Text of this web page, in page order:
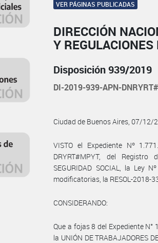
VER PÁGINAS PUBLICADAS
DIRECCIÓN
Y
Disposición 939/2019
DI-2019-939-APN-
Ciudad de Buenos Aires, 07/12/
VISTO el Expediente Nº
DRYRT#MPYT, del Registro
SEGURIDAD SOCIAL, la Ley
modificatorias, la RESOL-2018-
CONSIDERANDO:
Que a fojas 8 del Expediente
la UNIÓN DE TRABAJADORES